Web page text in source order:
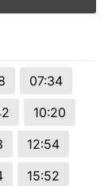
07:34
10:20
12:54
15:52